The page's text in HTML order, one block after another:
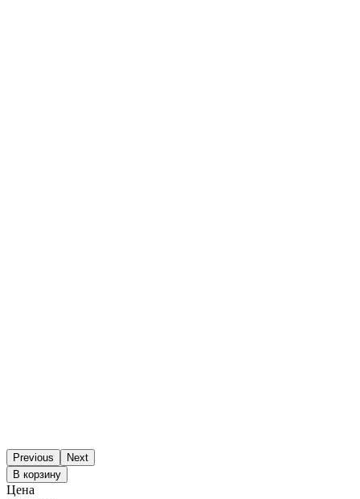
Previous
Next
В корзину
Цена